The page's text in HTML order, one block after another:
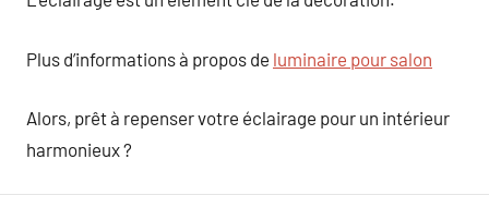
Plus d’informations à propos de luminaire pour salon
Alors, prêt à repenser votre éclairage pour un intérieur
harmonieux ?